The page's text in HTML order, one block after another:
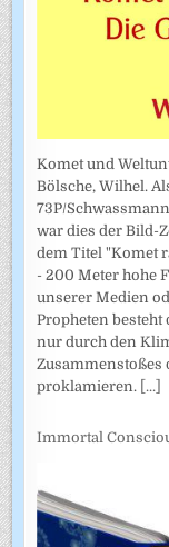
Komet und
Bölsche, Wilhel.
73P/
war dies der Bild-
dem Titel "Komet
- 200 Meter hohe
unserer Medien
Propheten
nur durch den
Zusammenstoßes
proklamieren. [...]
Immortal